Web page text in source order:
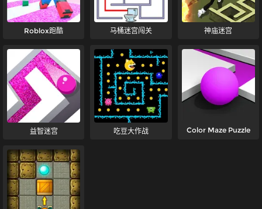
Roblox跑酷 马桶迷宫闯关 神庙迷宫
益智迷宫 吃豆大作战 Color Maze Puzzle